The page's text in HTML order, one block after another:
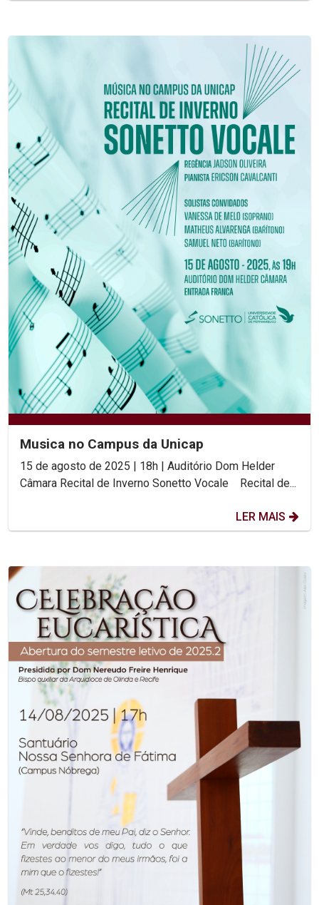
Musica no Campus da Unicap
15 de agosto de 2025 | 18h | Auditório Dom Helder
Câmara Recital de Inverno Sonetto Vocale Recital de...
LER MAIS